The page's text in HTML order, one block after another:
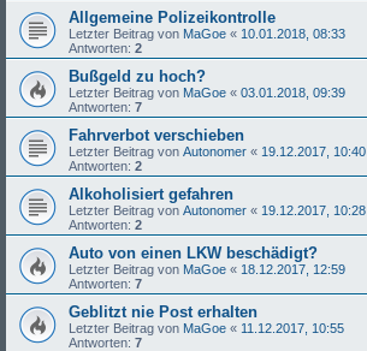
Allgemeine Polizeikontrolle
Letzter Beitrag von MaGoe « 10.01.2018, 08:33
Antworten: 2
Bußgeld zu hoch?
Letzter Beitrag von MaGoe « 03.01.2018, 09:39
Antworten: 7
Fahrverbot verschieben
Letzter Beitrag von Autonomer « 19.12.2017, 10:40
Antworten: 2
Alkoholisiert gefahren
Letzter Beitrag von Autonomer « 19.12.2017, 10:28
Antworten: 2
Auto von einen LKW beschädigt?
Letzter Beitrag von MaGoe « 18.12.2017, 12:59
Antworten: 7
Geblitzt nie Post erhalten
Letzter Beitrag von MaGoe « 11.12.2017, 10:55
Antworten: 7